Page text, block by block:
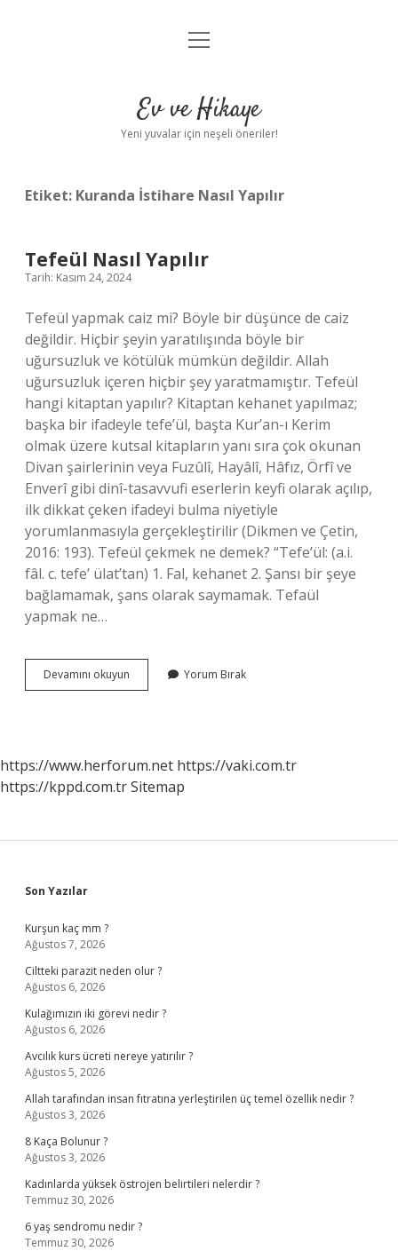
Anasayfa
Yasal Uyarı
menüyü
Ev ve Hikaye
Yeni yuvalar için neşeli öneriler!
Etiket: Kuranda İstihare Nasıl Yapılır
Tefeül Nasıl Yapılır
Tarih: Kasım 24, 2024
Tefeül yapmak caiz mi? Böyle bir düşünce de caiz
değildir. Hiçbir şeyin yaratılışında böyle bir
uğursuzluk ve kötülük mümkün değildir. Allah
uğursuzluk içeren hiçbir şey yaratmamıştır. Tefeül
hangi kitaptan yapılır? Kitaptan kehanet yapılmaz;
başka bir ifadeyle tefe’ül, başta Kur’an-ı Kerim
olmak üzere kutsal kitapların yanı sıra çok okunan
Divan şairlerinin veya Fuzûlî, Hayâlî, Hâfız, Örfî ve
Enverî gibi dinî-tasavvufi eserlerin keyfi olarak açılıp,
ilk dikkat çeken ifadeyi bulma niyetiyle
yorumlanmasıyla gerçekleştirilir (Dikmen ve Çetin,
2016: 193). Tefeül çekmek ne demek? “Tefe’ül: (a.i.
fâl. c. tefe’ ülat’tan) 1. Fal, kehanet 2. Şansı bir şeye
bağlamamak, şans olarak saymamak. Tefaül
yapmak ne…
Devamını okuyun
Nasıl
Yorum Bırak
https://www.herforum.net https://vaki.com.tr
https://kppd.com.trSitemap
Sidebar
Son Yazılar
Kurşun kaç mm ?
Ağustos 7, 2026
Ciltteki parazit neden olur ?
Ağustos 6, 2026
Kulağımızın iki görevi nedir ?
Ağustos 6, 2026
Avcılık kurs ücreti nereye yatırılır ?
Ağustos 5, 2026
Allah tarafından insan fıtratına yerleştirilen üç temel özellik nedir ?
Ağustos 3, 2026
8 Kaça Bolunur ?
Ağustos 3, 2026
Kadınlarda yüksek östrojen belirtileri nelerdir ?
Temmuz 30, 2026
6 yaş sendromu nedir ?
Temmuz 30, 2026